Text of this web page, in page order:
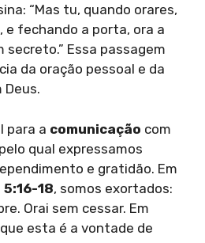
“Mas tu, quando orares,
fechando a porta, ora a
secreto.” Essa passagem
da oração pessoal e da
para a comunicação com
qual expressamos
e gratidão. Em
18, somos exortados:
Orai sem cessar. Em
esta é a vontade de